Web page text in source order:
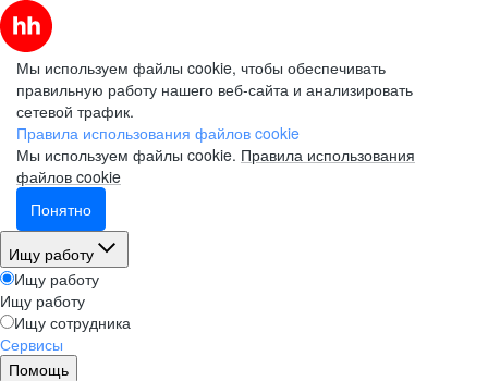
Мы используем файлы cookie, чтобы обеспечивать
правильную работу нашего веб-сайта и анализировать
сетевой трафик.
Правила использования файлов cookie
Мы используем файлы cookie. Правила использования
файлов cookie
Понятно
Ищу работу
Ищу работу
Ищу работу
Ищу сотрудника
Сервисы
Помощь